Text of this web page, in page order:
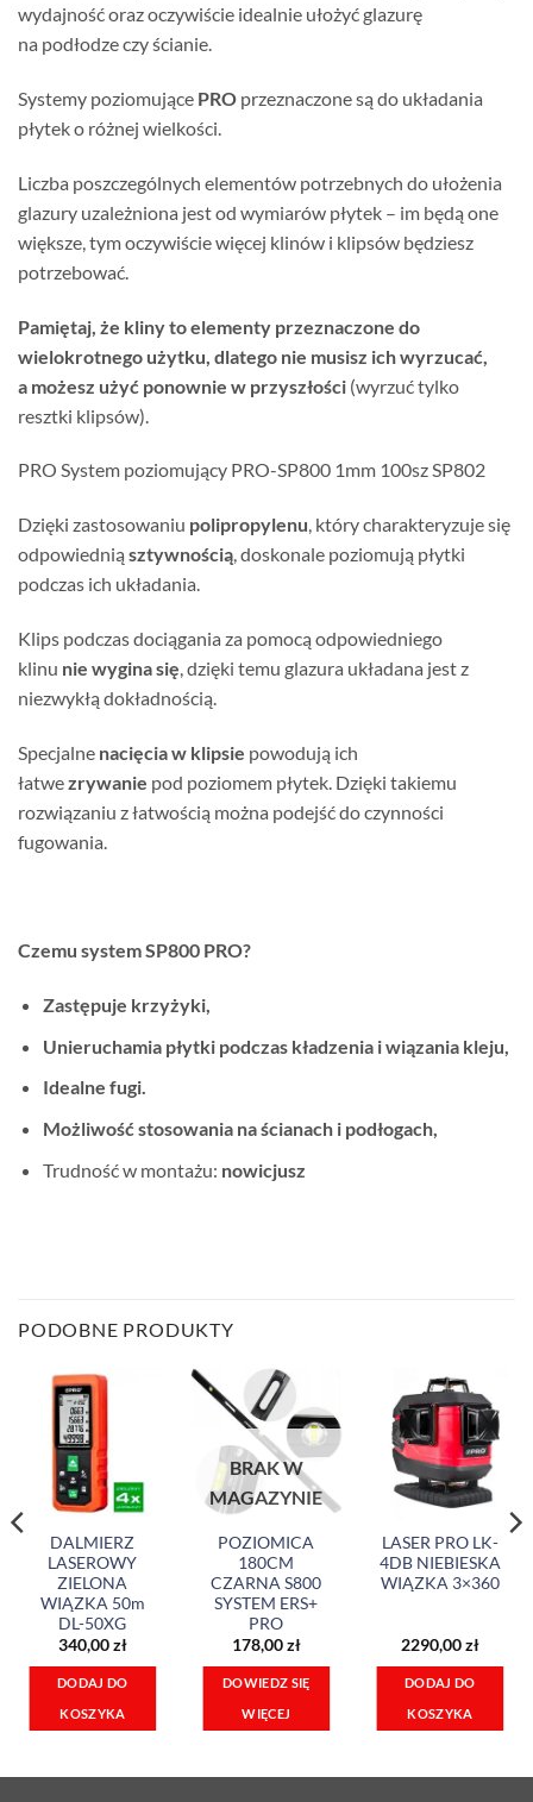
wydajność oraz oczywiście idealnie ułożyć glazurę
na podłodze czy ścianie.
Systemy poziomujące PRO przeznaczone są do układania
płytek o różnej wielkości.
Liczba poszczególnych elementów potrzebnych do ułożenia
glazury uzależniona jest od wymiarów płytek – im będą one
większe, tym oczywiście więcej klinów i klipsów będziesz
potrzebować.
Pamiętaj, że kliny to elementy przeznaczone do
wielokrotnego użytku, dlatego nie musisz ich wyrzucać,
a możesz użyć ponownie w przyszłości (wyrzuć tylko
resztki klipsów).
PRO System poziomujący PRO-SP800 1mm 100sz SP802
Dzięki zastosowaniu polipropylenu, który charakteryzuje się
odpowiednią sztywnością, doskonale poziomują płytki
podczas ich układania.
Klips podczas dociągania za pomocą odpowiedniego
klinu nie wygina się, dzięki temu glazura układana jest z
niezwykłą dokładnością.
Specjalne nacięcia w klipsie powodują ich
łatwezrywanie pod poziomem płytek. Dzięki takiemu
rozwiązaniu z łatwością można podejść do czynności
fugowania.
Czemu system SP800 PRO?
Zastępuje krzyżyki,
Unieruchamia płytki podczas kładzenia i wiązania kleju,
Idealne fugi.
Możliwość stosowania na ścianach i podłogach,
Trudność w montażu: nowicjusz
PODOBNE PRODUKTY
DALMIERZ
LASEROWY
ZIELONA
WIĄZKA 50m
DL-50XG
340,00zł
DODAJ DO
KOSZYKA
BRAK W
MAGAZYNIE
POZIOMICA
180CM
CZARNA S800
SYSTEM ERS+
PRO
178,00zł
DOWIEDZ SIĘ
WIĘCEJ
LASER PRO LK-
4DB NIEBIESKA
WIĄZKA 3×360
2290,00zł
DODAJ DO
KOSZYKA